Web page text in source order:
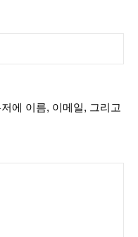
에 이름, 이메일, 그리고